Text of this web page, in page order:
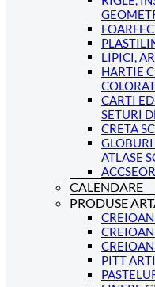
LIPICI,
HARTIE
CARTI
SETURI
CRETA
ATLASE
CALENDARE
PRODUSE
PITT